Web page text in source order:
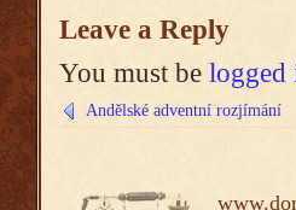
Leave a Reply
You must be logged
Andělské adventní rozjímání